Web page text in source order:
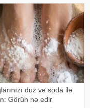
kətan toxumlarında
duz və soda ilə
Görün nə edir